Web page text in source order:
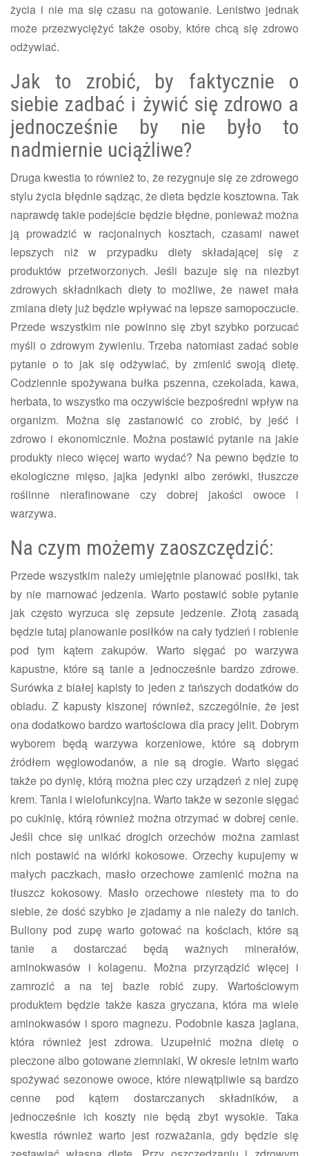
życia i nie ma się czasu na gotowanie. Lenistwo jednak
może przezwyciężyć także osoby, które chcą się zdrowo
odżywiać.
Jak to zrobić, by faktycznie o
siebie zadbać i żywić się zdrowo a
jednocześnie by nie było to
nadmiernie uciążliwe?
Druga kwestia to również to, że rezygnuje się ze zdrowego
stylu życia błędnie sądząc, że dieta będzie kosztowna. Tak
naprawdę takie podejście będzie błędne, ponieważ można
ją prowadzić w racjonalnych kosztach, czasami nawet
lepszych niż w przypadku diety składającej się z
produktów przetworzonych. Jeśli bazuje się na niezbyt
zdrowych składnikach diety to możliwe, że nawet mała
zmiana diety już będzie wpływać na lepsze samopoczucie.
Przede wszystkim nie powinno się zbyt szybko porzucać
myśli o zdrowym żywieniu. Trzeba natomiast zadać sobie
pytanie o to jak się odżywiać, by zmienić swoją dietę.
Codziennie spożywana bułka pszenna, czekolada, kawa,
herbata, to wszystko ma oczywiście bezpośredni wpływ na
organizm. Można się zastanowić co zrobić, by jeść i
zdrowo i ekonomicznie. Można postawić pytanie na jakie
produkty nieco więcej warto wydać? Na pewno będzie to
ekologiczne mięso, jajka jedynki albo zerówki, tłuszcze
roślinne nierafinowane czy dobrej jakości owoce i
warzywa.
Na czym możemy zaoszczędzić:
Przede wszystkim należy umiejętnie planować posiłki, tak
by nie marnować jedzenia. Warto postawić sobie pytanie
jak często wyrzuca się zepsute jedzenie. Złotą zasadą
będzie tutaj planowanie posiłków na cały tydzień i robienie
pod tym kątem zakupów. Warto sięgać po warzywa
kapustne, które są tanie a jednocześnie bardzo zdrowe.
Surówka z białej kapisty to jeden z tańszych dodatków do
obiadu. Z kapusty kiszonej również, szczególnie, że jest
ona dodatkowo bardzo wartościowa dla pracy jelit. Dobrym
wyborem będą warzywa korzeniowe, które są dobrym
źródłem węglowodanów, a nie są drogie. Warto sięgać
także po dynię, którą można piec czy urządzeń z niej zupę
krem. Tania i wielofunkcyjna. Warto także w sezonie sięgać
po cukinię, którą również można otrzymać w dobrej cenie.
Jeśli chce się unikać drogich orzechów można zamiast
nich postawić na wiórki kokosowe. Orzechy kupujemy w
małych paczkach, masło orzechowe zamienić można na
tłuszcz kokosowy. Masło orzechowe niestety ma to do
siebie, że dość szybko je zjadamy a nie należy do tanich.
Buliony pod zupę warto gotować na kościach, które są
tanie a dostarczać będą ważnych minerałów,
aminokwasów i kolagenu. Można przyrządzić więcej i
zamrozić a na tej bazie robić zupy. Wartościowym
produktem będzie także kasza gryczana, która ma wiele
aminokwasów i sporo magnezu. Podobnie kasza jaglana,
która również jest zdrowa. Uzupełnić można dietę o
pieczone albo gotowane ziemniaki, W okresie letnim warto
spożywać sezonowe owoce, które niewątpliwie są bardzo
cenne pod kątem dostarczanych składników, a
jednocześnie ich koszty nie będą zbyt wysokie. Taka
kwestia również warto jest rozważania, gdy będzie się